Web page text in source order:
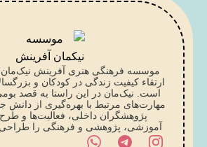
موسسه فرهنگی هنری آفرینش
ارتقاء کیفیت زندگی در کودکان و
است. نیک‌مان در این راستا به قصد
مهارت‌های مرتبط با بهره‌گیری از دانش
پژوهشگران داخلی، فعالیت‌ها و
آموزشی، پژوهشی و فرهنگی را طراحی